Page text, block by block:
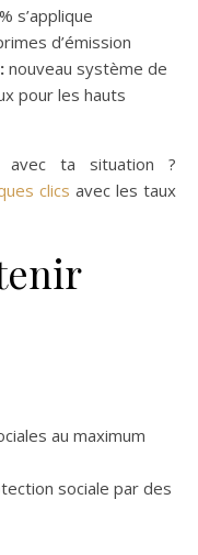
s’applique
d’émission
nouveau système de
pour les hauts
avec ta situation ?
clics avec les taux
au maximum
sociale par des